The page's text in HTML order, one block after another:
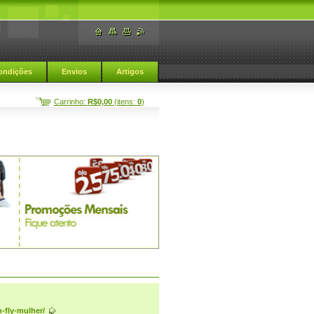
Envios Artigos
Carrinho: R$0,00(itens: 0)
fly-mulher/